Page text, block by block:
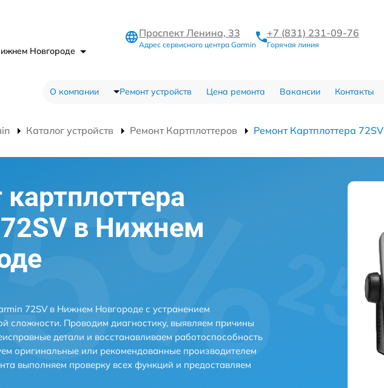
Новгороде
Проспект Ленина, 33
Адрес сервисного центра Garmin
+7 (831) 231-09-76
Горячая линия
О компании Ремонт устройств Цена ремонта Вакансии Контакты
Каталог устройств Ремонт Картплоттеров Ремонт Картплоттера 72SV
в Нижнем
72SV в Нижнем Новгороде с устранением
сложности. Проводим диагностику, выявляем причины
детали и восстанавливаем работоспособность
оригинальные или рекомендованные производителем
выполняем проверку всех функций и предоставляем